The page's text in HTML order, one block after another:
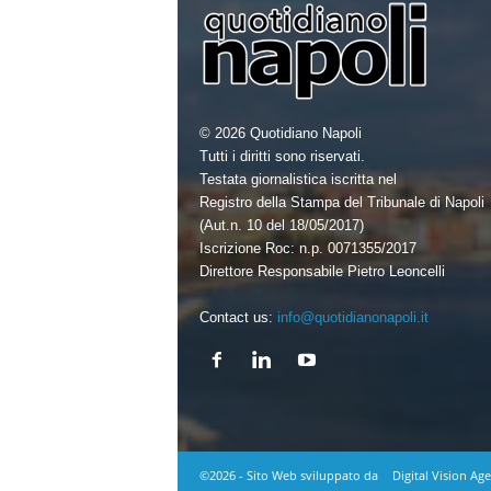
© 2026 Quotidiano Napoli
Tutti i diritti sono riservati.
Testata giornalistica iscritta nel
Registro della Stampa del Tribunale di Napoli
(Aut.n. 10 del 18/05/2017)
Iscrizione Roc: n.p. 0071355/2017
Direttore Responsabile Pietro Leoncelli
Contact us: info@quotidianonapoli.it
©2026 - Sito Web sviluppato da Digital Vision